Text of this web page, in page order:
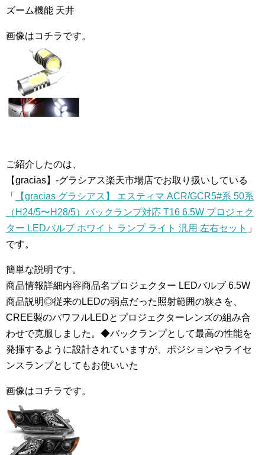
ズーム機能 天井
画像はコチラです。
ご紹介したのは、
【gracias】-グラシアス楽天市場店でお取り扱いしている
「
【gracias グラシアス】 エスティマ ACR/GCR5#系 50系
（H24/5〜H28/5）バックランプ対応 T16 6.5W プロジェク
ター LEDバルブ ホワイト ランプ ライト 汎用 左右セット 」
です。
簡単な説明です。
商品情報詳細内容商品名プロジェクター LEDバルブ 6.5W
商品説明◎従来のLEDの弱点だった照射範囲の狭さを、
CREE製のパワフルLEDとプロジェクターレンズの組み合
わせで克服しました。◆バックランプとして最高の性能を
発揮するように設計されていますが、ポジションやライセ
ンスランプとしてもお使いいた
画像はコチラです。